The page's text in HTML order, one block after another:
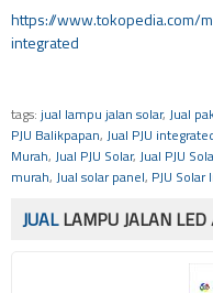
https://www.tokopedia.com/
integrated
tags: jual lampu jalan solar, Jual
PJU Balikpapan, Jual PJU
Murah, Jual PJU Solar, Jual PJU
murah, Jual solar panel, PJU
JUALLAMPU JALAN LED